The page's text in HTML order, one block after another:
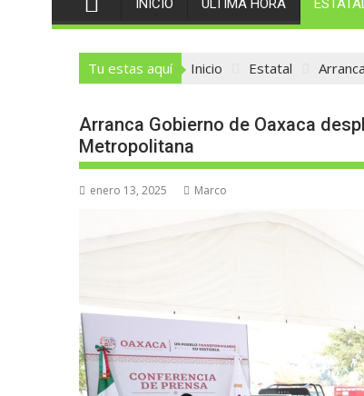
INICIO ÚLTIMA HORA
Tu estas aquí Inicio Estatal
Arranca Gobierno de Oaxaca
Metropolitana
enero 13, 2025 Marco